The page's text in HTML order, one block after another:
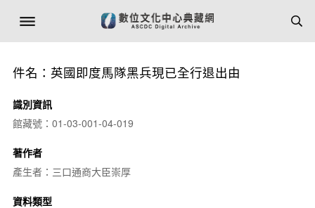
件名：英國即度馬隊黑兵現已全行退出由
識別資訊
館藏號：01-03-001-04-019
著作者
產生者：三口通商大臣崇厚
資料類型